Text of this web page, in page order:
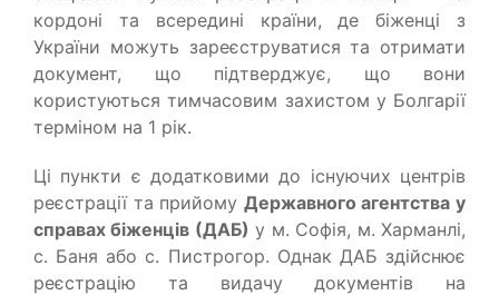
кордоні та всередині країни, де біженці з
України можуть зареєструватися та отримати
документ, що підтверджує, що вони
користуються тимчасовим захистом у Болгарії
терміном на 1 рік.
Ці пункти є додатковими до існуючих центрів
реєстрації та прийому Державного агентства у
справах біженців (ДАБ) у м. Софія, м. Харманлі,
с. Баня або с. Пистрогор. Однак ДАБ здійснює
реєстрацію та видачу документів на